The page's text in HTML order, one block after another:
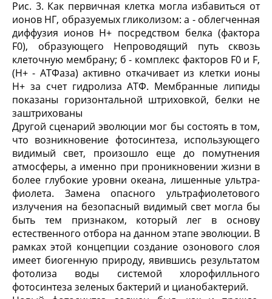
Рис. 3. Как первичная клетка могла избавиться от
ионов НГ, образуемых гликолизом: а - облегчен­ная
диффузия ионов Н+ посредством белка (фак­тора
F0), образующего Непроводящий путь сквозь
клеточную мембрану; б - комплекс факто­ров F0и F,
(Н+- АТФаза) активно откачивает из клетки ионы
Н+ за счет гидролиза АТФ. Мембран­ные липиды
показаны горизонтальной штрихов­кой, белки не
заштрихованы
Другой сценарий эволюции мог бы состоять в том,
что возникновение фотосинтеза, использую­щего
видимый свет, произошло еще до помутнения
атмосферы, а именно при проникновении жизни в
более глубокие уровни океана, лишенные ультра­
фиолета. Замена опасного ультрафиолетового
излу­чения на безопасный видимый свет могла бы
быть тем признаком, который лег в основу
естественного отбора на данном этапе эволюции. В
рамках этой концепции создание озонового слоя
имеет биоген­ную природу, явившись результатом
фотолиза воды системой хлорофилльного
фотосинтеза зеленых бактерий и цианобактерий.